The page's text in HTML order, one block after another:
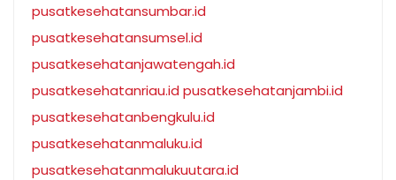
pusatkesehatansumbar.id
pusatkesehatansumsel.id
pusatkesehatanjawatengah.id
pusatkesehatanriau.id pusatkesehatanjambi.id
pusatkesehatanbengkulu.id
pusatkesehatanmaluku.id
pusatkesehatanmalukuutara.id